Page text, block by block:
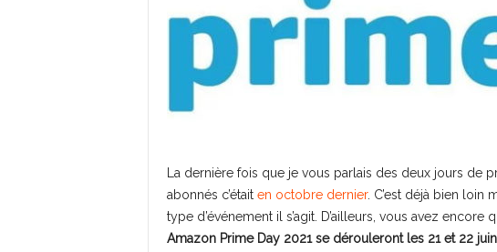
La dernière fois que je vous parlais des deux jours de
abonnés c’était en octobre dernier. C’est déjà bien loin
type d’événement il s’agit. D’ailleurs, vous avez
Amazon Prime Day 2021 se dérouleront les 21 et 22